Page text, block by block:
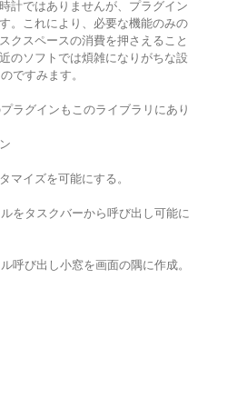
計ではありませんが、プラグイン
。これにより、必要な機能のみの
クスペースの消費を押さえること
のソフトでは煩雑になりがちな設
ですみます。
ラグインもこのライブラリにあり
マイズを可能にする。
をタスクバーから呼び出し可能に
呼び出し小窓を画面の隅に作成。